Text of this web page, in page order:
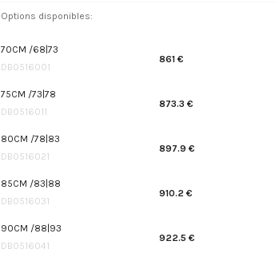
Options disponibles:
70CM /68|73
DB0516001
861 €
75CM /73|78
DB0516011
873.3 €
80CM /78|83
DB0516021
897.9 €
85CM /83|88
DB0516031
910.2 €
90CM /88|93
DB0516041
922.5 €